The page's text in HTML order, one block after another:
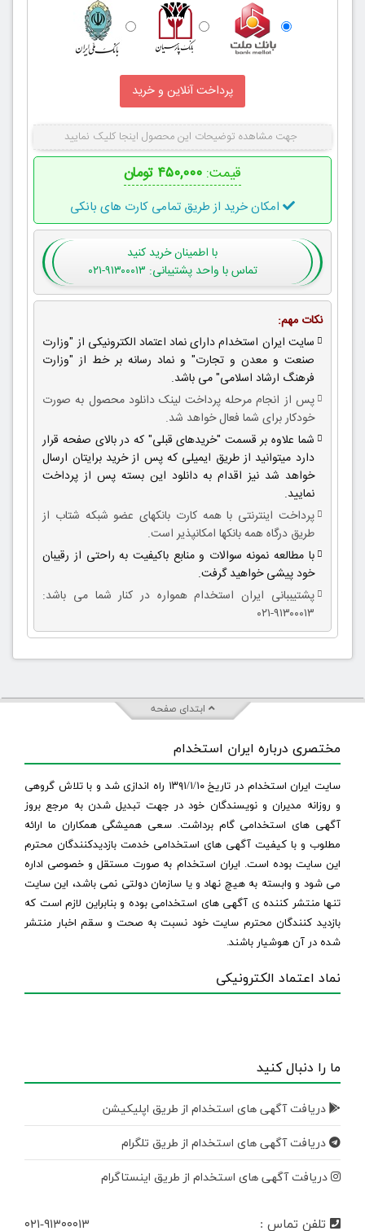
جهت مشاهده توضیحات این محصول اینجا کلیک نمایید
قیمت: ۴۵۰,۰۰۰ تومان
امکان خرید از طریق تمامی کارت های بانکی
با اطمینانخرید کنید
تماس با واحد پشتیبانی: ۹۱۳۰۰۰۱۳-۰۲۱
نکات مهم:
سایت ایران استخدام دارای نماد اعتماد الکترونیکی از "وزارت
صنعت و معدن و تجارت" و نماد رسانه بر خط از "وزارت
فرهنگ ارشاد اسلامی" می باشد.
پس از انجام مرحله پرداخت لینک دانلود محصول به صورت
خودکار برای شما فعال خواهد شد.
شما علاوه بر قسمت "خریدهای قبلی" که در بالای صفحه قرار
دارد میتوانید از طریق ایمیلی که پس از خرید برایتان ارسال
خواهد شد نیز اقدام به دانلود این بسته پس از پرداخت
نمایید.
پرداخت اینترنتی با همه کارت بانکهای عضو شبکه شتاب از
طریق درگاه همه بانکها امکانپذیر است.
با مطالعه نمونه سوالات و منابع باکیفیت به راحتی از رقیبان
خود پیشی خواهید گرفت.
پشتیببانی ایران استخدام همواره در کنار شما می باشد:
۹۱۳۰۰۰۱۳-۰۲۱
ابتدای صفحه
مختصری درباره ایران استخدام
سایت ایران استخدام در تاریخ ۱۳۹۱/۱/۱۰ راه اندازی شد و با تلاش گروهی
و روزانه مدیران و نویسندگان خود در جهت تبدیل شدن به مرجع بروز
آگهی های استخدامی گام برداشت. سعی همیشگی همکاران ما ارائه
مطلوب و با کیفیت آگهی های استخدامی خدمت بازدیدکنندگان محترم
این سایت بوده است. ایران استخدام به صورت مستقل و خصوصی اداره
می شود و وابسته به هیچ نهاد و یا سازمان دولتی نمی باشد، این سایت
تنها منتشر کننده ی آگهی های استخدامی بوده و بنابراین لازم است که
بازدید کنندگان محترم سایت خود نسبت به صحت و سقم اخبار منتشر
شده در آن هوشیار باشند.
نماد اعتماد الکترونیکی
ما را دنبال کنید
دریافت آگهی های استخدام از طریق اپلیکیشن
دریافت آگهی های استخدام از طریق تلگرام
دریافت آگهی های استخدام از طریق اینستاگرام
تلفن تماس : ۰۲۱-۹۱۳۰۰۰۱۳